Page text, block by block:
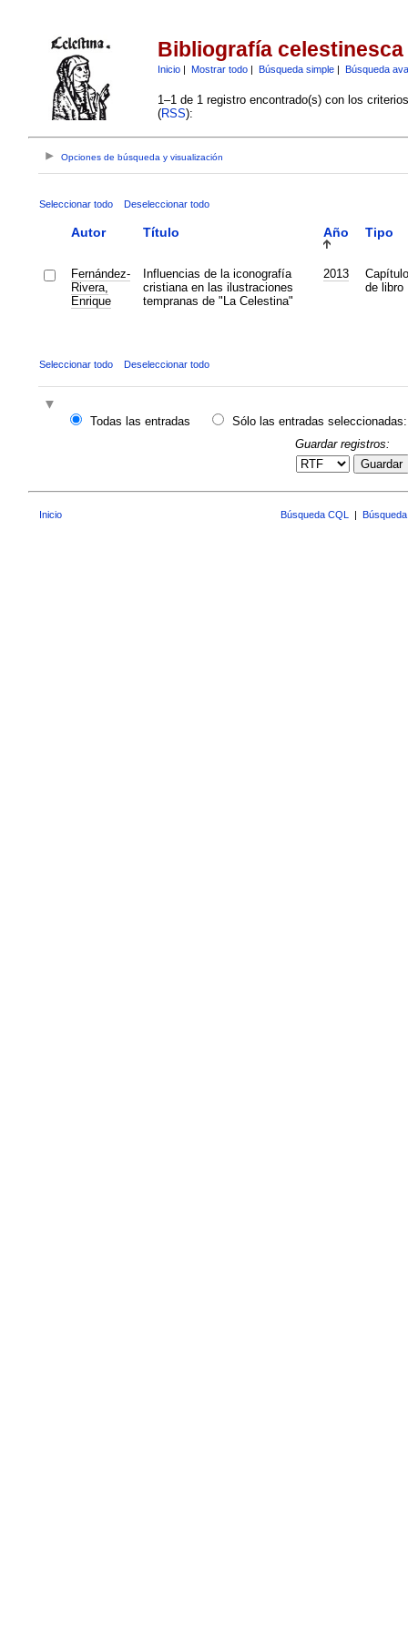
Bibliografía celestinesca
Inicio| Mostrar todo| Búsqueda simple| Búsqueda
1–1 de 1 registro encontrado(s) con los
(RSS):
Opciones de búsqueda y visualización
Seleccionar todo Deseleccionar todo
Autor Título Año Tipo
Fernández-
Rivera,
Enrique
Influencias de la iconografía
cristiana en las ilustraciones
tempranas de "La Celestina"
2013
Capítulo
de libro
Seleccionar todo Deseleccionar todo
Todas las entradas
Sólo las entradas seleccionadas:
Guardar registros:
Guardar
Inicio Búsqueda CQL